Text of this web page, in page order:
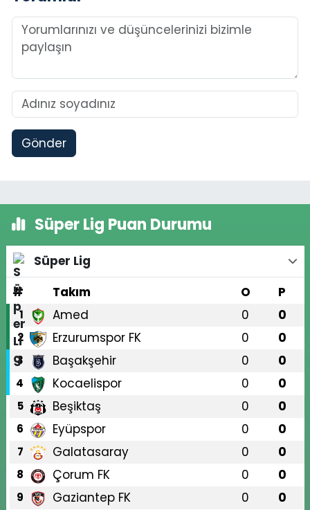
Gönder
Süper Lig Puan Durumu
Süper Lig
#
Takım O P
1 Amed 0 0
2 Erzurumspor FK 0 0
3 Başakşehir 0 0
4 Kocaelispor 0 0
5 Beşiktaş 0 0
6 Eyüpspor 0 0
7 Galatasaray 0 0
8 Çorum FK 0 0
9 Gaziantep FK 0 0